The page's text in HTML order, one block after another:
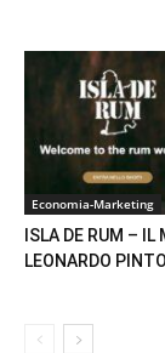
Economia-Marketing
ISLA DE RUM – IL
LEONARDO PINTO